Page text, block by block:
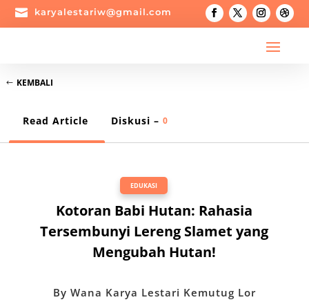
 karyalestariw@gmail.com
KEMBALI
Read Article Diskusi – 0
EDUKASI
Kotoran Babi Hutan: Rahasia
Tersembunyi Lereng Slamet yang
Mengubah Hutan!
By Wana Karya Lestari Kemutug Lor